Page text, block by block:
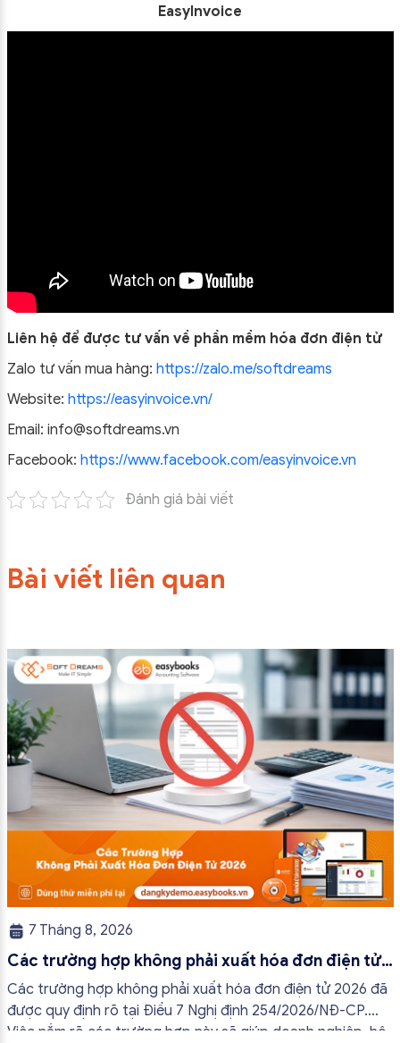
EasyInvoice
Liên hệ để được tư vấn về phần mềm hóa đơn điện tử
Zalo tư vấn mua hàng: https://zalo.me/softdreams
Website: https://easyinvoice.vn/
Email: info@softdreams.vn
Facebook: https://www.facebook.com/easyinvoice.vn
Đánh giá bài viết
Bài viết liên quan
7 Tháng 8, 2026
Các trường hợp không phải xuất hóa đơn điện tử
2026
Các trường hợp không phải xuất hóa đơn điện tử 2026 đã
được quy định rõ tại Điều 7 Nghị định 254/2026/NĐ-CP.
Việc nắm rõ các trường hợp này sẽ giúp doanh nghiệp, hộ